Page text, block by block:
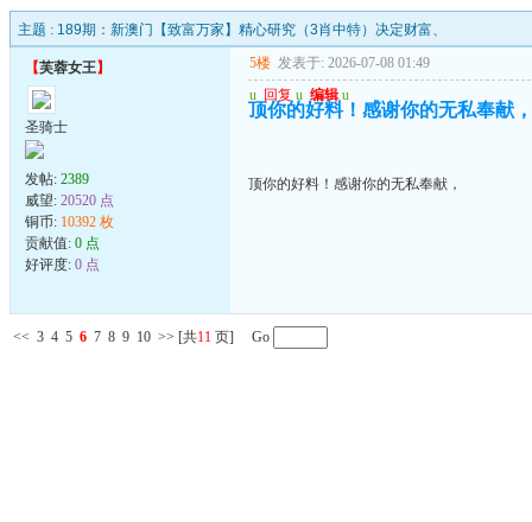
主题 : 189期：新澳门【致富万家】精心研究（3肖中特）决定财富、
【芙蓉女王】
圣骑士
发帖: 2389
威望: 20520 点
铜币: 10392 枚
贡献值: 0 点
好评度: 0 点
5楼 发表于: 2026-07-08 01:49
u 回复 u 编辑 u
顶你的好料！感谢你的无私奉献，
顶你的好料！感谢你的无私奉献，
<< 3 4 5 6 7 8 9 10 >> [共11 页] Go